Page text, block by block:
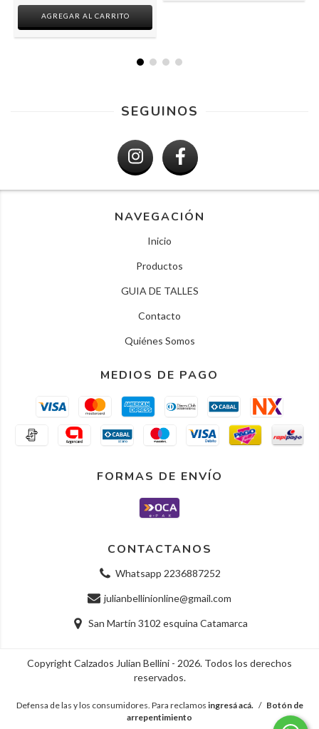
AGREGAR AL CARRITO
SEGUINOS
NAVEGACIÓN
Inicio
Productos
GUIA DE TALLES
Contacto
Quiénes Somos
MEDIOS DE PAGO
FORMAS DE ENVÍO
CONTACTANOS
Whatsapp 2236887252
julianbellinionline@gmail.com
San Martín 3102 esquina Catamarca
Copyright Calzados Julian Bellini - 2026. Todos los derechos
reservados.
Defensa de las y los consumidores. Para reclamos ingresá acá. / Botón de
arrepentimiento